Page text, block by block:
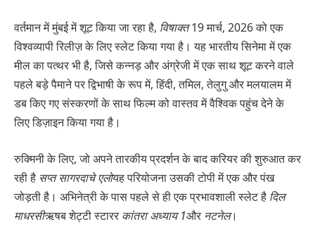
वर्तमान में मुंबई में शूट किया जा रहा है, विषाक्त19 मार्च, 2026 को एक
विश्वव्यापी रिलीज़ के लिए स्लेट किया गया है। यह भारतीय सिनेमा में एक
मील का पत्थर भी है, जिसे कन्नड़ और अंग्रेजी में एक साथ शूट करने वाले
पहले बड़े पैमाने पर द्विभाषी के रूप में, हिंदी, तमिल, तेलुगु और मलयालम में
डब किए गए संस्करणों के साथ फिल्म को वास्तव में वैश्विक पहुंच देने के
लिए डिज़ाइन किया गया है।
रुक्मिनी के लिए, जो अपने तारकीय प्रदर्शन के बाद करियर की शुरुआत कर
रही है सप्त सागरदाचे एलोयह परियोजना उसकी टोपी में एक और पंख
जोड़ती है। अभिनेत्री के पास पहले से ही एक प्रभावशाली स्लेट है दिल
माधरसीऋषब शेट्टी स्टारर कांतरा अध्याय 1और नटनेल।